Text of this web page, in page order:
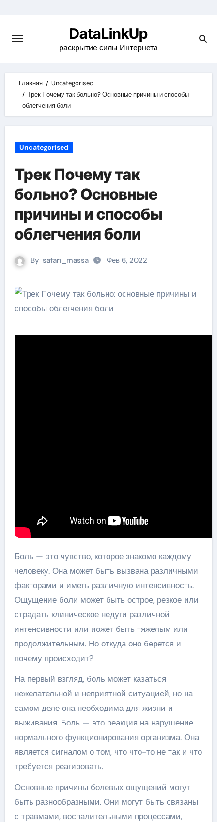
content
DataLinkUp
раскрытие силы Интернета
Главная
Uncategorised
Трек Почему так больно? Основные причины и способы
облегчения боли
Uncategorised
Трек Почему так
больно? Основные
причины и способы
облегчения боли
By safari_massa Фев 6, 2022
Боль — это чувство, которое знакомо каждому
человеку. Она может быть вызвана различными
факторами и иметь различную интенсивность.
Ощущение боли может быть острое, резкое или
страдать клиническое недуги различной
интенсивности или иожет быть тяжелым или
продолжительным. Но откуда оно берется и
почему происходит?
На первый взгляд, боль может казаться
нежелательной и неприятной ситуацией, но на
самом деле она необходима для жизни и
выживания. Боль — это реакция на нарушение
нормального функционирования организма. Она
является сигналом о том, что что-то не так и что
требуется реагировать.
Основные причины болевых ощущений могут
быть разнообразными. Они могут быть связаны
с травмами, воспалительными процессами,